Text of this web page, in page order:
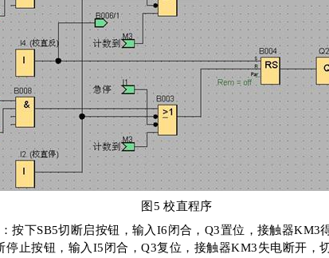
图 5校直程序
按下SB5切断启按钮，输入 I6闭合， Q3置位，接触器KM3
停止按钮，输入 I5闭合，Q3复位，接触器KM3失电断开，